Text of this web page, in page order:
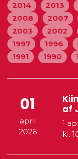
2014
2013
2008
2007
2003
2002
1997
1996
1991
1990
01
april
2026
af
1
kl.